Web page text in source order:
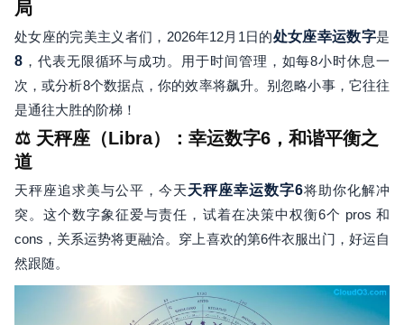
局
处女座的完美主义者们，2026年12月1日的处女座幸运数字是
8 ，代表无限循环与成功。用于时间管理，如每8小时休息一
次，或分析8个数据点，你的效率将飙升。别忽略小事，它往往
是通往大胜的阶梯！
⚖️ 天秤座（Libra）：幸运数字6，和谐平衡之
道
天秤座追求美与公平，今天天秤座幸运数字6将助你化解冲
突。这个数字象征爱与责任，试着在决策中权衡6个 pros 和
cons，关系运势将更融洽。穿上喜欢的第6件衣服出门，好运自
然跟随。